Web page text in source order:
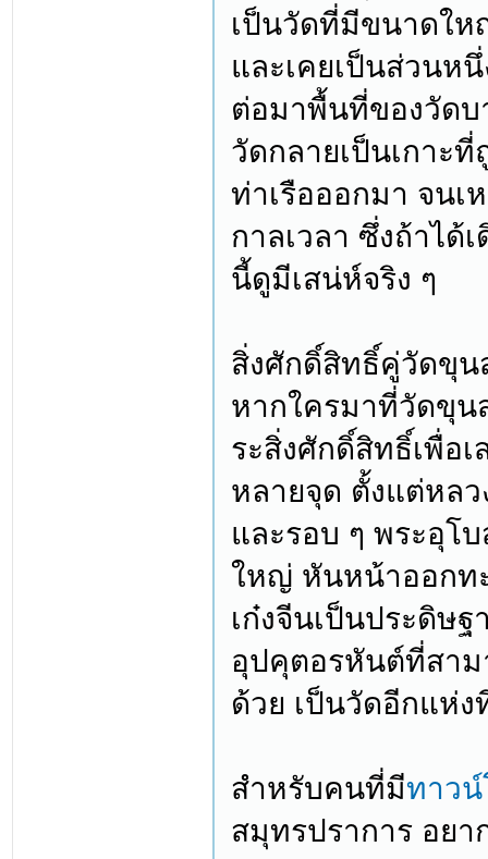
เป็นวัดที่มีขนาดให
และเคยเป็นส่วนห
ต่อมาพื้นที่ของวัดบ
วัดกลายเป็นเกาะ
ท่าเรือออกมา จน
กาลเวลา ซึ่งถ้าได้
นี้ดูมีเสน่ห์จริง ๆ
สิ่งศักดิ์สิทธิ์คู่วัดขุ
หากใครมาที่วัดขุน
ระสิ่งศักดิ์สิทธิ์เพื่อ
หลายจุด ตั้งแต่หล
และรอบ ๆ พระอุโ
ใหญ่ หันหน้าออกท
เก๋งจีนเป็นประดิษ
อุปคุตอรหันต์ที่สาม
ด้วย เป็นวัดอีกแห่ง
สำหรับคนที่มีทาว
สมุทรปราการ อย